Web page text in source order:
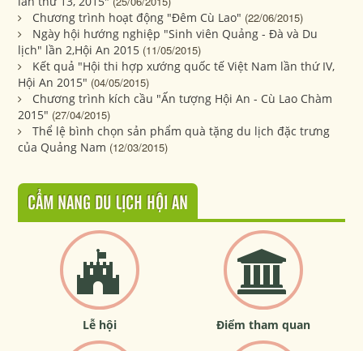
Chương trình hoạt động "Đêm Cù Lao" (22/06/2015)
Ngày hội hướng nghiệp "Sinh viên Quảng - Đà và Du
lịch" lần 2,Hội An 2015 (11/05/2015)
Kết quả "Hội thi hợp xướng quốc tế Việt Nam lần thứ IV,
Hội An 2015" (04/05/2015)
Chương trình kích cầu "Ấn tượng Hội An - Cù Lao Chàm
2015" (27/04/2015)
Thể lệ bình chọn sản phẩm quà tặng du lịch đặc trưng
của Quảng Nam (12/03/2015)
CẨM NANG DU LỊCH HỘI AN
Lễ hội Điểm tham quan